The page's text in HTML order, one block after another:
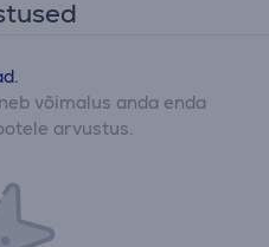
võimalus anda enda
arvustus.